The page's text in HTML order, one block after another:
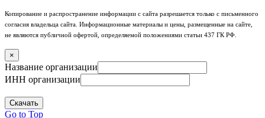
Копирование и распространение информации с сайта разрешается только с письменного
согласия владельца сайта. Информационные материалы и цены, размещенные на сайте,
не являются публичной офертой, определяемой положениями статьи 437 ГК РФ.
×
Название организации
ИНН организации
Скачать
Go to Top